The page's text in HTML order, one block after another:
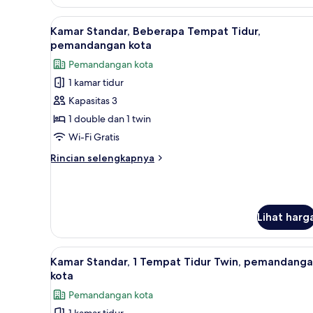
Lihat
semua
foto
untuk
Kamar
Standar,
Beberapa
Tempat
Tidur,
pemandangan
Kamar Standar, Beberapa
8
Kamar Standar, Beberapa Tempat Tidur,
pemandangan kota
Pemandangan kota
1 kamar tidur
Kapasitas 3
1 double dan 1 twin
Wi-Fi Gratis
Rincian selengkapnya
Rincian
Beberapa
Tempat
Tidur,
pemandangan
kota
Lihat
Lihat
semua
foto
untuk
Seprai premium, meja kerja,
2
Kamar Standar, 1 Tempat Tidur Twin,
kota
Pemandangan kota